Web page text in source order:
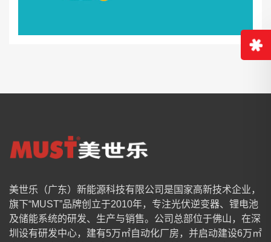
美世乐（广东）新能源科技有限公司是国家高新技术企业，
旗下“MUST”品牌创立于2010年，专注光伏逆变器、锂电池
及储能系统的研发、生产与销售。公司总部位于佛山，在深
圳设有研发中心，建有5万㎡自动化厂房，并启动建设6万㎡